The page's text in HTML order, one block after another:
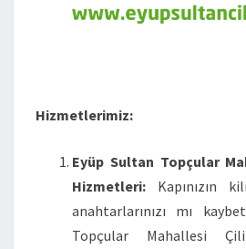
Hizmetlerimiz:
Eyüp Sultan Topçular
Hizmetleri: Kapınızın
anahtarlarınızı mı
Topçular Mahallesi